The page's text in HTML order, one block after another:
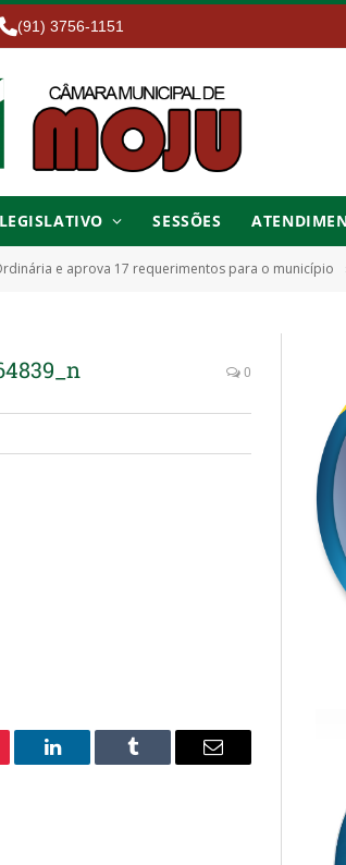
(91) 3756-1151
SESSÕES
e aprova 17 requerimentos para o município
0
O
Tumblr
E-